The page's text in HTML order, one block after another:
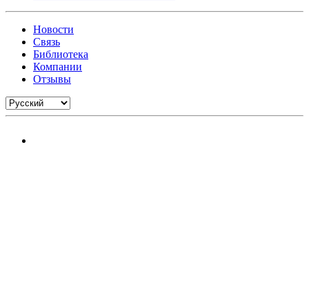
Новости
Связь
Библиотека
Компании
Отзывы